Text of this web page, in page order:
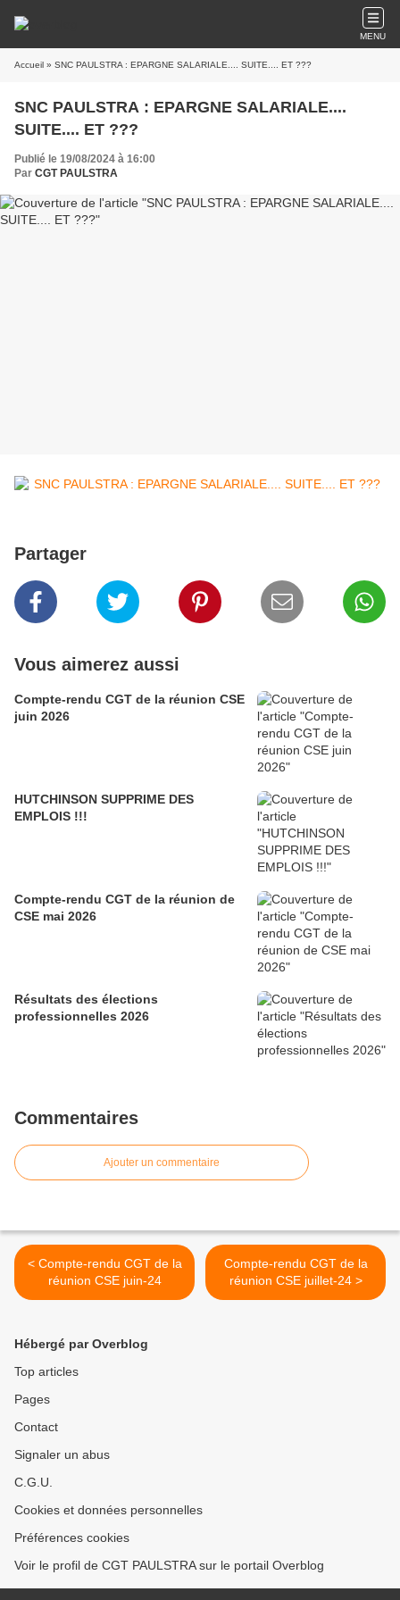
MENU
Accueil » SNC PAULSTRA : EPARGNE SALARIALE.... SUITE.... ET ???
SNC PAULSTRA : EPARGNE SALARIALE....
SUITE.... ET ???
Publié le 19/08/2024 à 16:00
Par CGT PAULSTRA
Partager
Vous aimerez aussi
Compte-rendu CGT de la réunion CSE
juin 2026
HUTCHINSON SUPPRIME DES
EMPLOIS !!!
Compte-rendu CGT de la réunion de
CSE mai 2026
Résultats des élections
professionnelles 2026
Commentaires
Ajouter un commentaire
< Compte-rendu CGT de la
réunion CSE juin-24
Compte-rendu CGT de la
réunion CSE juillet-24 >
Hébergé par Overblog
Top articles
Pages
Contact
Signaler un abus
C.G.U.
Cookies et données personnelles
Préférences cookies
Voir le profil de CGT PAULSTRA sur le portail Overblog